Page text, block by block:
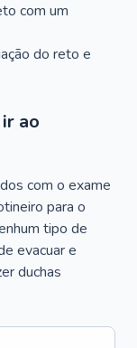
com um
do reto e
ao
com o exame
para o
tipo de
evacuar e
duchas